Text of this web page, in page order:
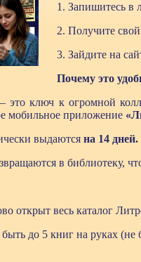
1. Запишитесь в
2. Получите
3. Зайдите на
Почему это
это ключ к огромной
мобильное приложение
выдаются на 14 дней.
в библиотеку,
открыт весь каталог
до 5 книг на руках (не